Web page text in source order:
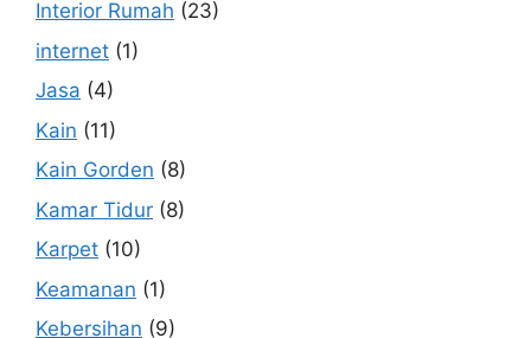
Interior Rumah (23)
internet (1)
Jasa (4)
Kain (11)
Kain Gorden (8)
Kamar Tidur (8)
Karpet (10)
Keamanan (1)
Kebersihan (9)